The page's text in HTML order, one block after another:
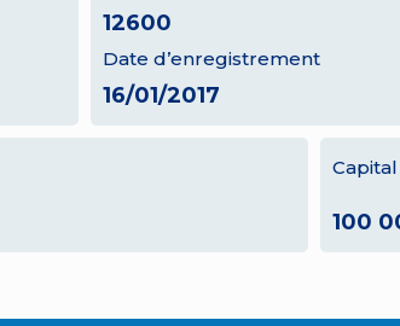
12600
Date d’enregistrement
16/01/2017
Capital
100